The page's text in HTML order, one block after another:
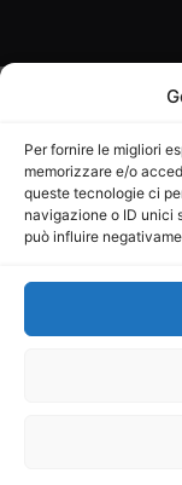
Per fornire le migliori
memorizzare e/o
queste tecnologie ci
navigazione o ID unici
può influire